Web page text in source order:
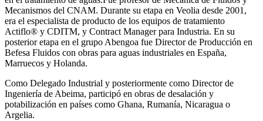
Mecanismos del CNAM. Durante su etapa en Veolia desde 2001,
era el especialista de producto de los equipos de tratamiento
Actiflo® y CDITM, y Contract Manager para Industria. En su
posterior etapa en el grupo Abengoa fue Director de Producción en
Befesa Fluidos con obras para aguas industriales en España,
Marruecos y Holanda.
Como Delegado Industrial y posteriormente como Director de
Ingeniería de Abeima, participó en obras de desalación y
potabilización en países como Ghana, Rumanía, Nicaragua o
Argelia.